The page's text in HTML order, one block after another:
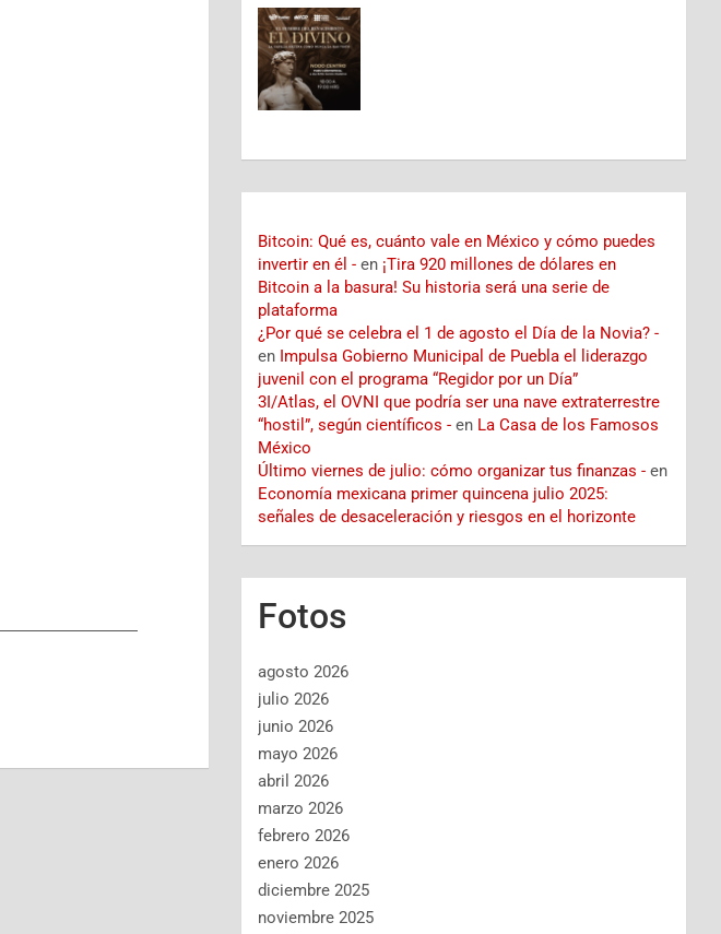
Bitcoin: Qué es, cuánto vale en México y cómo puedes
invertir en él - en ¡Tira 920 millones de dólares en
Bitcoin a la basura! Su historia será una serie de
plataforma
¿Por qué se celebra el 1 de agosto el Día de la Novia? -
en Impulsa Gobierno Municipal de Puebla el liderazgo
juvenil con el programa “Regidor por un Día”
3I/Atlas, el OVNI que podría ser una nave extraterrestre
“hostil”, según científicos - en La Casa de los Famosos
México
Último viernes de julio: cómo organizar tus finanzas - en
Economía mexicana primer quincena julio 2025:
señales de desaceleración y riesgos en el horizonte
Fotos
agosto 2026
julio 2026
junio 2026
mayo 2026
abril 2026
marzo 2026
febrero 2026
enero 2026
diciembre 2025
noviembre 2025